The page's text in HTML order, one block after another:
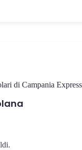
di Campania